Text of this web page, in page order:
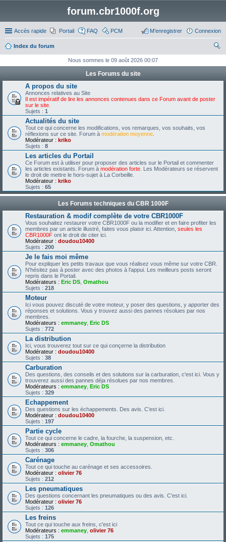
forum.cbr1000f.org
Accès rapide Portail FAQ PCM Connexion
M’enregistrer
Index du forum
ch
Nous sommes le 09 août 2026 00:07
Les Forums du site
A propos du site
Annonces relatives au Site
Il est impératif de lire les annonces contenues dans ce Forum avant de poster
sur le site
Sujets : 1
Actualités du site
Tout ce qui concerne les modifications, vos remarques, vos souhaits, vos
réflexions sur ce site. Forum à modération moyenne
Modérateur : kriko
Sujets : 8
Les articles du Portail
Ce Forum est à utiliser pour proposer des articles sur le Portail et commenter
les articles existants. Forum à modération forte . Les Modérateurs se réservent
le droit de mettre le hors-sujet à La Corbeille.
Modérateur : kriko
Sujets : 65
Les Forums techniques du CBR 1000F
Restauration & modif complète de votre CBR1000F
Vous souhaitez restaurer votre CBR1000F ou la modifier et en faire profiter les
membres par un article illustré, faites vous plaisir ici. Attention, seules les
CBR1000F ont le droit de citer ici.
Modérateur : doudou10400
Sujets : 200
Je le fais moi même
Pour expliquer les petits travaux que vous réalisez vous même sur votre CBR.
N'hésitez pas à poster avec des photos à l'appui. Les meilleurs posts seront
repris dans le Portail.
Modérateurs : Eric DS Omathou
Sujets : 218
Moteur
Ici vous pouvez discuté de votre moteur, y poser des questions, y apporter des
réponses et solutions. Vous y trouvez aussi des pannes résolues par nos
membres.
Modérateurs : emmaney Eric DS
Sujets : 772
La distribution
Ici, vous trouverez tout sur ce qui conçerne la distribution
Modérateur : doudou10400
Sujets : 38
Carburation
Des questions, des conseils et des solutions sur la carburation, c'est ici. Vous y
trouverez aussi des pannes déja résolues par nos membres.
Modérateurs : emmaney Eric DS
Sujets : 329
Echappement
Des questions sur les échappements. Des avis. C’est ici.
Modérateur : doudou10400
Sujets : 197
Partie cycle
Tout ce qui concerne le cadre, la fourche, la suspension, etc.
Modérateurs : emmaney Omathou
Sujets : 306
Carénage
Tout ce qui touche au carénage et ses accessoires.
Modérateur : olivier 76
Sujets : 212
Les pneumatiques
Des questions concernant les pneumatiques ou des avis. C’est ici.
Modérateur : olivier 76
Sujets : 126
Les freins
Tout ce qui touche aux freins, c'est ici
Modérateurs : emmaney olivier 76
Sujets : 175